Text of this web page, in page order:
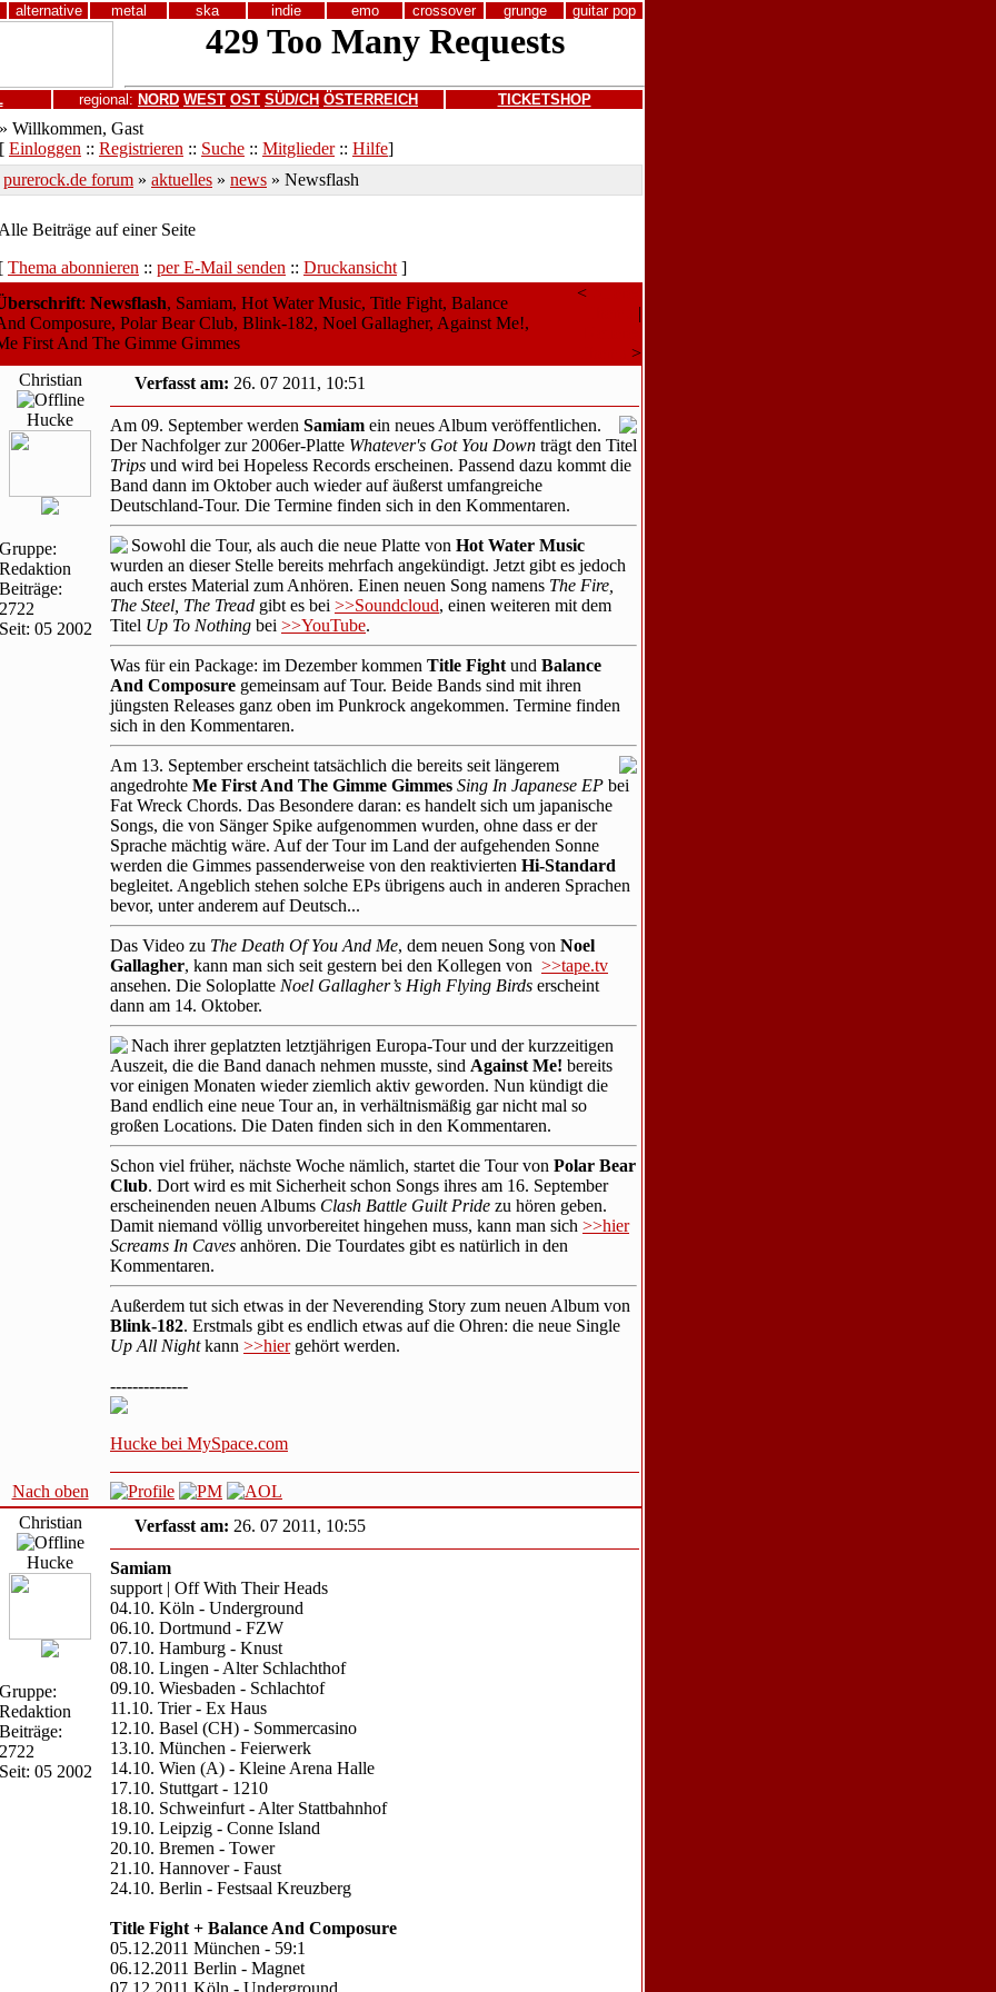
alternative metal ska indie emo crossover grunge guitar pop
regional: NORD WEST OST SÜD/CH ÖSTERREICH
TICKETSHOP
» Willkommen, Gast
[ Einloggen :: Registrieren :: Suche :: Mitglieder:: Hilfe]
purerock.de forum » aktuelles » news » Newsflash
Alle Beiträge auf einer Seite
[ Thema abonnieren :: per E-Mail senden :: Druckansicht ]
: Newsflash, Samiam, Hot Water Music, Title Fight, Balance
Composure, Polar Bear Club, Blink-182, Noel Gallagher, Against Me!,
First And The Gimme Gimmes
<
|
>
Christian
Hucke
Gruppe:
Redaktion
Beiträge:
2722
Seit: 05 2002
Verfasst am: 26. 07 2011, 10:51
Am 09. September werden Samiam ein neues Album veröffentlichen.
Der Nachfolger zur 2006er-Platte Whatever's Got You Down trägt den Titel
Trips und wird bei Hopeless Records erscheinen. Passend dazu kommt die
Band dann im Oktober auch wieder auf äußerst umfangreiche
Deutschland-Tour. Die Termine finden sich in den Kommentaren.
Sowohl die Tour, als auch die neue Platte von Hot Water Music
wurden an dieser Stelle bereits mehrfach angekündigt. Jetzt gibt es jedoch
auch erstes Material zum Anhören. Einen neuen Song namens The Fire,
The Steel, The Tread gibt es bei >>Soundcloud, einen weiteren mit dem
Titel Up To Nothing bei >>YouTube.
Was für ein Package: im Dezember kommen Title Fight und Balance
And Composure gemeinsam auf Tour. Beide Bands sind mit ihren
jüngsten Releases ganz oben im Punkrock angekommen. Termine finden
sich in den Kommentaren.
Am 13. September erscheint tatsächlich die bereits seit längerem
angedrohte Me First And The Gimme Gimmes Sing In Japanese EP bei
Fat Wreck Chords. Das Besondere daran: es handelt sich um japanische
Songs, die von Sänger Spike aufgenommen wurden, ohne dass er der
Sprache mächtig wäre. Auf der Tour im Land der aufgehenden Sonne
werden die Gimmes passenderweise von den reaktivierten Hi-Standard
begleitet. Angeblich stehen solche EPs übrigens auch in anderen Sprachen
bevor, unter anderem auf Deutsch...
Das Video zu The Death Of You And Me, dem neuen Song von Noel
Gallagher, kann man sich seit gestern bei den Kollegen von >>tape.tv
ansehen. Die Soloplatte Noel Gallagher’s High Flying Birds erscheint
dann am 14. Oktober.
Nach ihrer geplatzten letztjährigen Europa-Tour und der kurzzeitigen
Auszeit, die die Band danach nehmen musste, sind Against Me! bereits
vor einigen Monaten wieder ziemlich aktiv geworden. Nun kündigt die
Band endlich eine neue Tour an, in verhältnismäßig gar nicht mal so
großen Locations. Die Daten finden sich in den Kommentaren.
Schon viel früher, nächste Woche nämlich, startet die Tour von Polar Bear
Club. Dort wird es mit Sicherheit schon Songs ihres am 16. September
erscheinenden neuen Albums Clash Battle Guilt Pride zu hören geben.
Damit niemand völlig unvorbereitet hingehen muss, kann man sich >>hier
Screams In Caves anhören. Die Tourdates gibt es natürlich in den
Kommentaren.
Außerdem tut sich etwas in der Neverending Story zum neuen Album von
Blink-182. Erstmals gibt es endlich etwas auf die Ohren: die neue Single
Up All Nightkann >>hiergehört werden.
--------------
Hucke bei MySpace.com
Nach oben
Christian
Hucke
Gruppe:
Redaktion
Beiträge:
2722
Seit: 05 2002
Verfasst am: 26. 07 2011, 10:55
Samiam
support | Off With Their Heads
04.10. Köln - Underground
06.10. Dortmund - FZW
07.10. Hamburg - Knust
08.10. Lingen - Alter Schlachthof
09.10. Wiesbaden - Schlachtof
11.10. Trier - Ex Haus
12.10. Basel (CH) - Sommercasino
13.10. München - Feierwerk
14.10. Wien (A) - Kleine Arena Halle
17.10. Stuttgart - 1210
18.10. Schweinfurt - Alter Stattbahnhof
19.10. Leipzig - Conne Island
20.10. Bremen - Tower
21.10. Hannover - Faust
24.10. Berlin - Festsaal Kreuzberg
Title Fight + Balance And Composure
05.12.2011 München - 59:1
06.12.2011 Berlin - Magnet
07.12.2011 Köln - Underground